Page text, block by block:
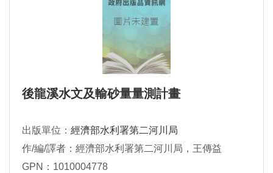
後龍溪水文及輸砂量量測計畫
出版單位： 經濟部水利署第二河川局
作/編/譯者：經濟部水利署第二河川局，王傳益
GPN：1010004778